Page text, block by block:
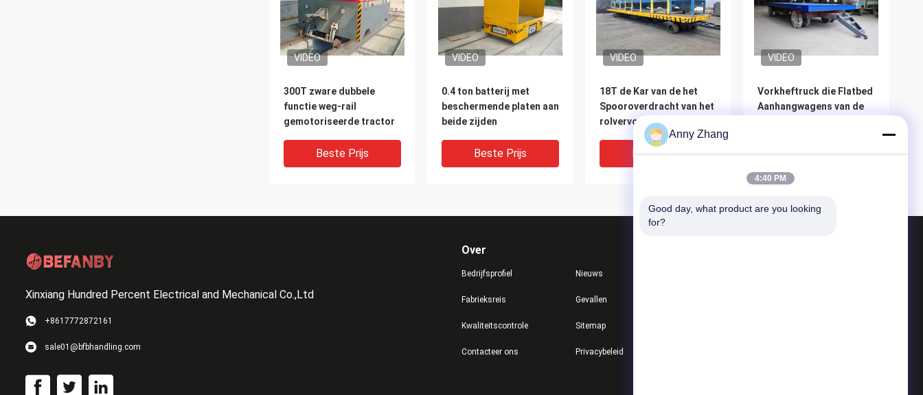
VIDEO
300T zware dubbele
functie weg-rail
gemotoriseerde tractor
Beste Prijs
VIDEO
0.4 ton batterij met
beschermende platen aan
beide zijden
Beste Prijs
VIDEO
18T de Kar van de het
Spooroverdracht van het
rolvervoer met Kruk het
Beste Prijs
VIDEO
Vorkheftruck die Flatbed
Aanhangwagens van de
Beste Prijs
Aanpasbare tafelfunctie
Professionele 45T
Xinxiang Hundred Percent Electrical and Mechanical Co.,Ltd
+8617772872161
sale01@bfbhandling.com
Over
Bedrijfsprofiel
Fabrieksreis
Kwaliteitscontrole
Contacteer ons
Nieuws
Gevallen
Sitemap
Privacybeleid
Anny Zhang
4:40 PM
Good day, what product are you looking
for?